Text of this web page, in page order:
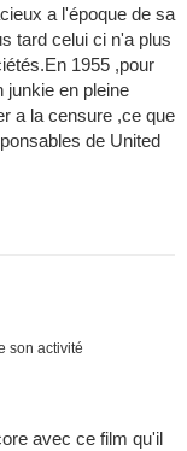
a l'époque de sa
tard celui ci n'a plus
1955 ,pour
junkie en pleine
a la censure ,ce que
de United
son activité
avec ce film qu'il